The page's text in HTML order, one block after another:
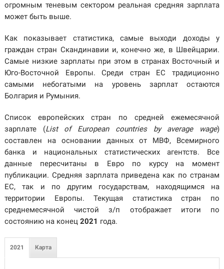
огромным теневым сектором реальная средняя зарплата
может быть выше.
Как показывает статистика, самые выходи доходы у
граждан стран Скандинавии и, конечно же, в Швейцарии.
Самые низкие зарплаты при этом в странах Восточный и
Юго-Восточной Европы. Среди стран ЕС традиционно
самыми небогатыми на уровень зарплат остаются
Болгария и Румыния.
Список европейских стран по средней ежемесячной
зарплате (List of European countries by average wage)
составлен на основании данных от МВФ, Всемирного
банка и национальных статистических агентств. Все
данные пересчитаны в Евро по курсу на момент
публикации. Средняя зарплата приведена как по странам
ЕС, так и по другим государствам, находящимся на
территории Европы. Текущая статистика стран по
среднемесячной чистой з/п отображает итоги по
состоянию на конец 2021 года.
2021 Карта